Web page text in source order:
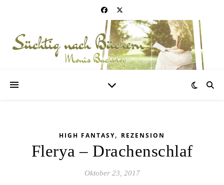
HIGH FANTASY, REZENSION
Flerya – Drachenschlaf
Oktober 23, 2017